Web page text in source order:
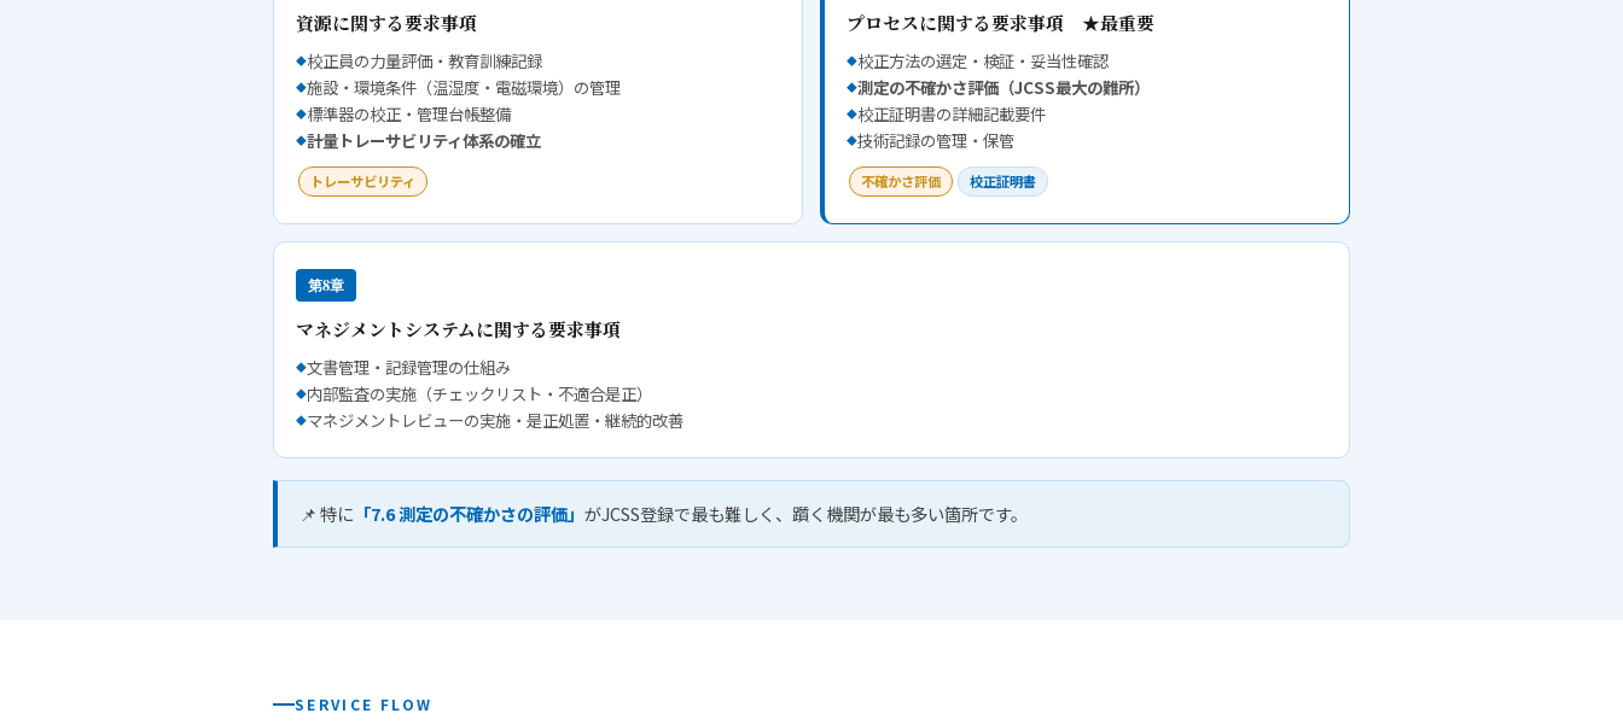
資源に関する要求事項
校正員の力量評価・教育訓練記録
施設・環境条件（温湿度・電磁環境）の管理
標準器の校正・管理台帳整備
計量トレーサビリティ体系の確立
トレーサビリティ
プロセスに関する要求事項 ★最重要
校正方法の選定・検証・妥当性確認
測定の不確かさ評価（JCSS最大の難所）
校正証明書の詳細記載要件
技術記録の管理・保管
不確かさ評価 校正証明書
第8章
マネジメントシステムに関する要求事項
文書管理・記録管理の仕組み
内部監査の実施（チェックリスト・不適合是正）
マネジメントレビューの実施・是正処置・継続的改善
📌 特に 「7.6 測定の不確かさの評価」 がJCSS登録で最も難しく、躓く機関が最も多い箇所です。
SERVICE FLOW